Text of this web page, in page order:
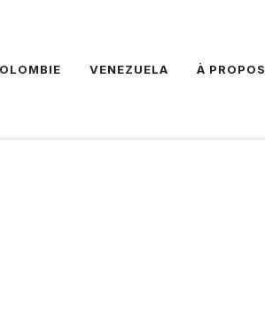
VENEZUELA À PROPOS